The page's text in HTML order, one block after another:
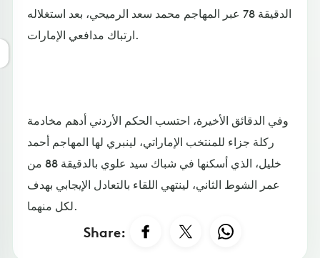
الدقيقة 78 عبر المهاجم محمد سعد الرميحي، بعد استغلاله
ارتباك مدافعي الإمارات.
وفي الدقائق الأخيرة، احتسب الحكم الأردني أدهم مخادمة
ركلة جزاء للمنتخب الإماراتي، لينبري لها المهاجم أحمد
خليل، الذي أسكنها في شباك سيد علوي بالدقيقة 88 من
عمر الشوط الثاني، لينتهي اللقاء بالتعادل الإيجابي بهدف
لكل منهما.
Share: